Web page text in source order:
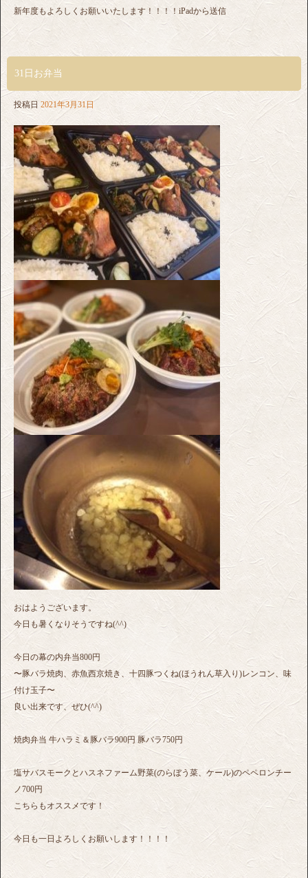
新年度もよろしくお願いいたします！！！！iPadから送信
31日お弁当
投稿日 2021年3月31日
おはようございます。
今日も暑くなりそうですね(^^)
今日の幕の内弁当800円
〜豚バラ焼肉、赤魚西京焼き、十四豚つくね(ほうれん草入り)レンコン、味
付け玉子〜
良い出来です、ぜひ(^^)
焼肉弁当 牛ハラミ＆豚バラ900円 豚バラ750円
塩サバスモークとハスネファーム野菜(のらぼう菜、ケール)のペペロンチー
ノ700円
こちらもオススメです！
今日も一日よろしくお願いします！！！！